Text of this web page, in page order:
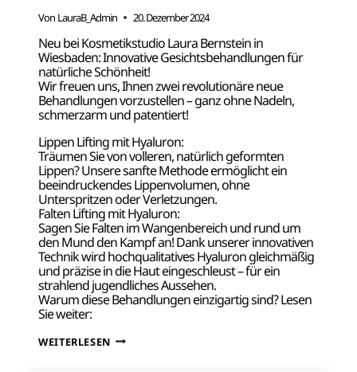
Von LauraB_Admin 20. Dezember 2024
Neu bei Kosmetikstudio Laura Bernstein in
Wiesbaden: Innovative Gesichtsbehandlungen für
natürliche Schönheit!
Wir freuen uns, Ihnen zwei revolutionäre neue
Behandlungen vorzustellen – ganz ohne Nadeln,
schmerzarm und patentiert!
Lippen Lifting mit Hyaluron:
Träumen Sie von volleren, natürlich geformten
Lippen? Unsere sanfte Methode ermöglicht ein
beeindruckendes Lippenvolumen, ohne
Unterspritzen oder Verletzungen.
Falten Lifting mit Hyaluron:
Sagen Sie Falten im Wangenbereich und rund um
den Mund den Kampf an! Dank unserer innovativen
Technik wird hochqualitatives Hyaluron gleichmäßig
und präzise in die Haut eingeschleust – für ein
strahlend jugendliches Aussehen.
Warum diese Behandlungen einzigartig sind? Lesen
Sie weiter:
WEITERLESEN NEUES